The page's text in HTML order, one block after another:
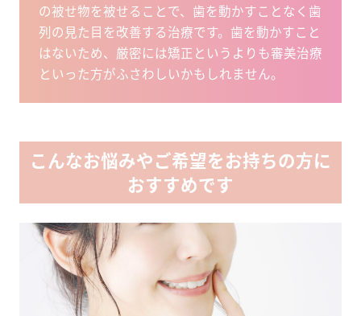
の被せ物を被せることで、歯を動かすことなく歯
列の見た目を改善する治療です。歯を動かすこと
はないため、厳密には矯正というよりも審美治療
といった方がふさわしいかもしれません。
こんなお悩みやご希望をお持ちの方に
おすすめです